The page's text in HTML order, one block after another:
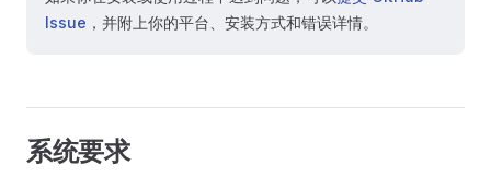
Issue ，并附上你的平台、安装方式和错误详情。
系统要求